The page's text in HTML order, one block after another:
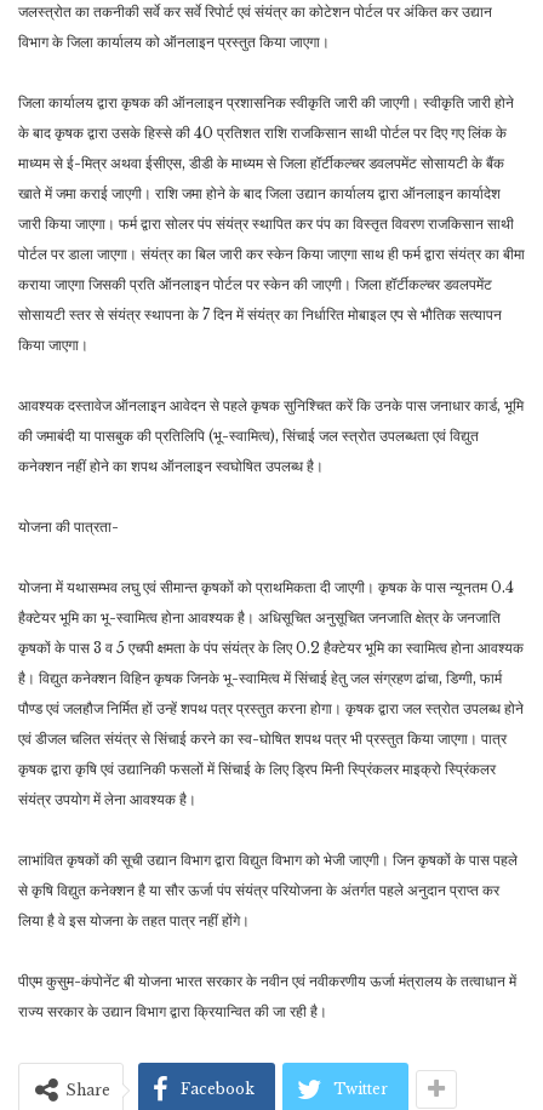
जलस्त्रोत का तकनीकी सर्वे कर सर्वे रिपोर्ट एवं संयंत्र का कोटेशन पोर्टल पर अंकित कर उद्यान
विभाग के जिला कार्यालय को ऑनलाइन प्रस्तुत किया जाएगा।
जिला कार्यालय द्वारा कृषक की ऑनलाइन प्रशासनिक स्वीकृति जारी की जाएगी। स्वीकृति जारी होने
के बाद कृषक द्वारा उसके हिस्से की 40 प्रतिशत राशि राजकिसान साथी पोर्टल पर दिए गए लिंक के
माध्यम से ई-मित्र अथवा ईसीएस, डीडी के माध्यम से जिला हॉर्टीकल्चर डवलपमेंट सोसायटी के बैंक
खाते में जमा कराई जाएगी। राशि जमा होने के बाद जिला उद्यान कार्यालय द्वारा ऑनलाइन कार्यादेश
जारी किया जाएगा। फर्म द्वारा सोलर पंप संयंत्र स्थापित कर पंप का विस्तृत विवरण राजकिसान साथी
पोर्टल पर डाला जाएगा। संयंत्र का बिल जारी कर स्केन किया जाएगा साथ ही फर्म द्वारा संयंत्र का बीमा
कराया जाएगा जिसकी प्रति ऑनलाइन पोर्टल पर स्केन की जाएगी। जिला हॉर्टीकल्चर डवलपमेंट
सोसायटी स्तर से संयंत्र स्थापना के 7 दिन में संयंत्र का निर्धारित मोबाइल एप से भौतिक सत्यापन
किया जाएगा।
आवश्यक दस्तावेज ऑनलाइन आवेदन से पहले कृषक सुनिश्चित करें कि उनके पास जनाधार कार्ड, भूमि
की जमाबंदी या पासबुक की प्रतिलिपि (भू-स्वामित्व), सिंचाई जल स्त्रोत उपलब्धता एवं विद्युत
कनेक्शन नहीं होने का शपथ ऑनलाइन स्वघोषित उपलब्ध है।
योजना की पात्रता-
योजना में यथासम्भव लघु एवं सीमान्त कृषकों को प्राथमिकता दी जाएगी। कृषक के पास न्यूनतम 0.4
हैक्टेयर भूमि का भू-स्वामित्व होना आवश्यक है। अधिसूचित अनुसूचित जनजाति क्षेत्र के जनजाति
कृषकों के पास 3 व 5 एचपी क्षमता के पंप संयंत्र के लिए 0.2 हैक्टेयर भूमि का स्वामित्व होना आवश्यक
है। विद्युत कनेक्शन विहिन कृषक जिनके भू-स्वामित्व में सिंचाई हेतु जल संग्रहण ढांचा, डिग्गी, फार्म
पौण्ड एवं जलहौज निर्मित हों उन्हें शपथ पत्र प्रस्तुत करना होगा। कृषक द्वारा जल स्त्रोत उपलब्ध होने
एवं डीजल चलित संयंत्र से सिंचाई करने का स्व-घोषित शपथ पत्र भी प्रस्तुत किया जाएगा। पात्र
कृषक द्वारा कृषि एवं उद्यानिकी फसलों में सिंचाई के लिए ड्रिप मिनी स्प्रिंकलर माइक्रो स्प्रिंकलर
संयंत्र उपयोग में लेना आवश्यक है।
लाभांवित कृषकों की सूची उद्यान विभाग द्वारा विद्युत विभाग को भेजी जाएगी। जिन कृषकों के पास पहले
से कृषि विद्युत कनेक्शन है या सौर ऊर्जा पंप संयंत्र परियोजना के अंतर्गत पहले अनुदान प्राप्त कर
लिया है वे इस योजना के तहत पात्र नहीं होंगे।
पीएम कुसुम-कंपोनेंट बी योजना भारत सरकार के नवीन एवं नवीकरणीय ऊर्जा मंत्रालय के तत्वाधान में
राज्य सरकार के उद्यान विभाग द्वारा क्रियान्वित की जा रही है।
Share Facebook Twitter